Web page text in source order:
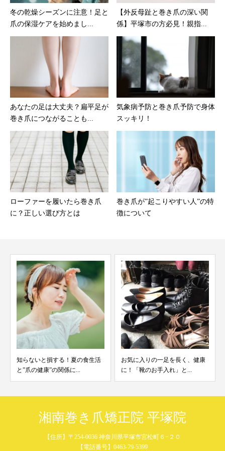
冬の乾燥シーズンに注意！足と
爪の保湿ケアを始めまし...
【外反母趾と巻き爪の深い関
係】平塚市の方必見！親指...
あなたの足は大丈夫？扁平足が
巻き爪につながることも...
気象病予防と巻き爪予防で身体
スッキリ！
ローファーを履いたら巻き爪
に？正しい選び方とは
巻き爪が”起こりやすい人”の特
徴について
夏の食生活
お気に入りの一足を長く、健康
に！「靴のお手入れ」と...
足ケアは重要！？健康
「必要」な理由
湘南巻き爪矯正院 平塚院
【住所】〒254-0036 神奈川県平塚市宮松町６−２０
【電話番号】0463-79-5399